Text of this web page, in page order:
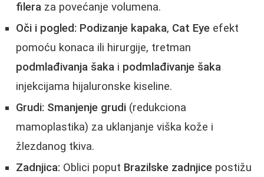
filera za povećanje volumena.
Oči i pogled: Podizanje kapaka, Cat Eye efekt
pomoću konaca ili hirurgije, tretman
podmlađivanja šaka i podmlađivanje šaka
injekcijama hijaluronske kiseline.
Grudi: Smanjenje grudi (redukciona
mamoplastika) za uklanjanje viška kože i
žlezdanog tkiva.
Zadnjica: Oblici poput Brazilske zadnjice postižu